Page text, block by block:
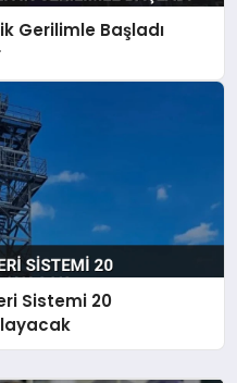
Gerilimle Başladı
Sistemi 20